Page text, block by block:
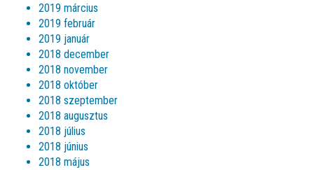
2019 március
2019 február
2019 január
2018 december
2018 november
2018 október
2018 szeptember
2018 augusztus
2018 július
2018 június
2018 május